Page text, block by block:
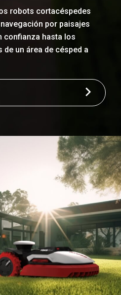
robots cortacéspedes
por paisajes
confianza hasta los
un área de césped a